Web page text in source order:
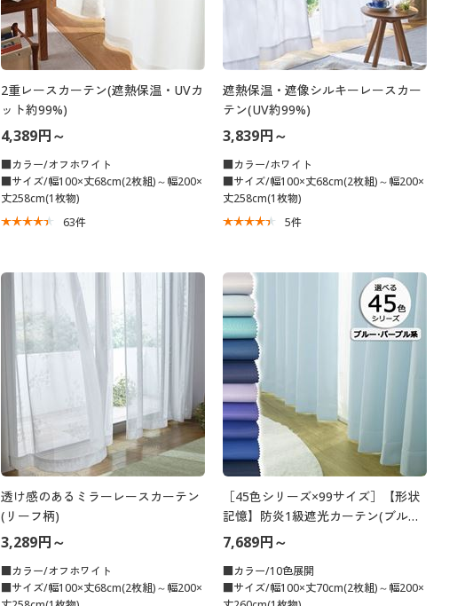
2重レースカーテン(遮熱保温・UVカ
ット約99%)
4,389円～
■カラー/オフホワイト
■サイズ/幅100×丈68cm(2枚組)～幅200×
丈258cm(1枚物)
63件
遮熱保温・遮像シルキーレースカー
テン(UV約99%)
3,839円～
■カラー/ホワイト
■サイズ/幅100×丈68cm(2枚組)～幅200×
丈258cm(1枚物)
5件
透け感のあるミラーレースカーテン
(リーフ柄)
3,289円～
■カラー/オフホワイト
■サイズ/幅100×丈68cm(2枚組)～幅200×
［45色シリーズ×99サイズ］【形状
記憶】防炎1級遮光カーテン(ブル
ー・パープル系)/日本製・無地
7,689円～
■カラー/10色展開
■サイズ/幅100×丈70cm(2枚組)～幅200×